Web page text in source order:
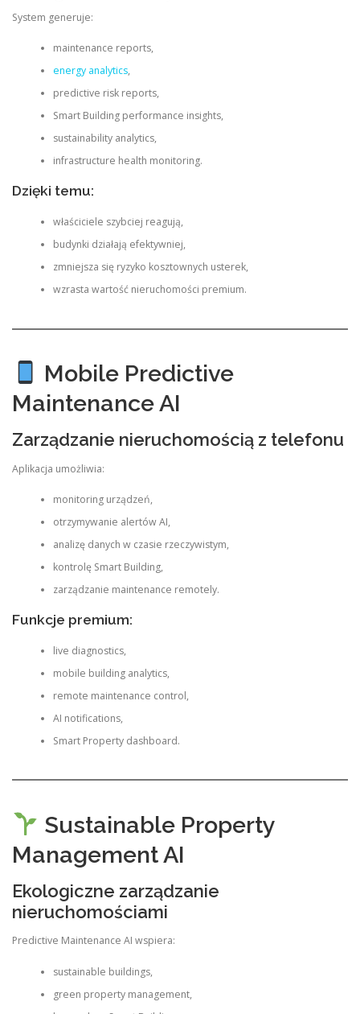
System generuje:
maintenance reports,
energy analytics,
predictive risk reports,
Smart Building performance insights,
sustainability analytics,
infrastructure health monitoring.
Dzięki temu:
właściciele szybciej reagują,
budynki działają efektywniej,
zmniejsza się ryzyko kosztownych usterek,
wzrasta wartość nieruchomości premium.
Mobile Predictive
Maintenance AI
Zarządzanie nieruchomością z telefonu
Aplikacja umożliwia:
monitoring urządzeń,
otrzymywanie alertów AI,
analizę danych w czasie rzeczywistym,
kontrolę Smart Building,
zarządzanie maintenance remotely.
Funkcje premium:
live diagnostics,
mobile building analytics,
remote maintenance control,
AI notifications,
Smart Property dashboard.
Sustainable Property
Management AI
Ekologiczne zarządzanie
nieruchomościami
Predictive Maintenance AI wspiera:
sustainable buildings,
green property management,